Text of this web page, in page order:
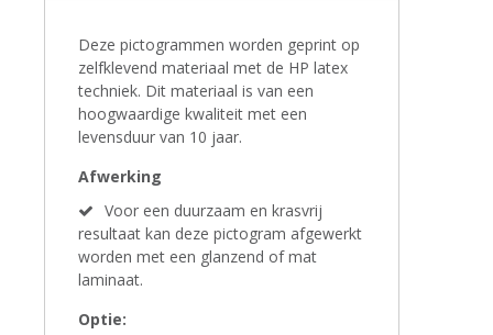
Deze pictogrammen worden geprint op
zelfklevend materiaal met de HP latex
techniek. Dit materiaal is van een
hoogwaardige kwaliteit met een
levensduur van 10 jaar.
Afwerking
Voor een duurzaam en krasvrij
resultaat kan deze pictogram afgewerkt
worden met een glanzend of mat
laminaat.
Optie: